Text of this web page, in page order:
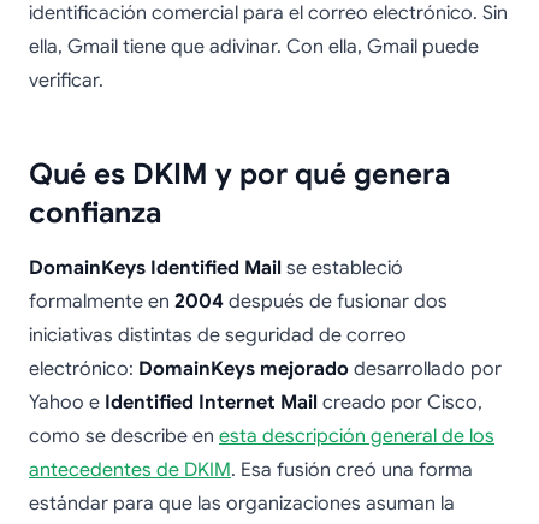
identificación comercial para el correo electrónico. Sin
ella, Gmail tiene que adivinar. Con ella, Gmail puede
verificar.
Qué es DKIM y por qué genera
confianza
DomainKeys Identified Mail se estableció
formalmente en 2004 después de fusionar dos
iniciativas distintas de seguridad de correo
electrónico: DomainKeys mejorado desarrollado por
Yahoo e Identified Internet Mail creado por Cisco,
como se describe en esta descripción general de los
antecedentes de DKIM. Esa fusión creó una forma
estándar para que las organizaciones asuman la